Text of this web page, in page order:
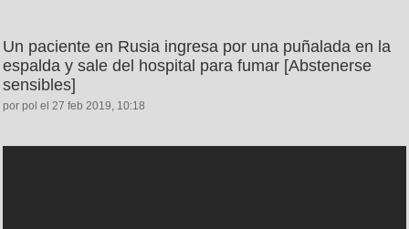
Un paciente en Rusia ingresa por una puñalada en la
espalda y sale del hospital para fumar [Abstenerse
sensibles]
por pol el 27 feb 2019, 10:18